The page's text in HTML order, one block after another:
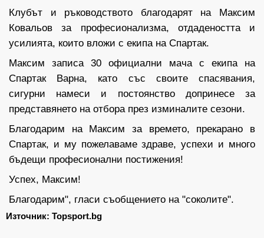
Клубът и ръководството благодарят на Максим
Ковальов за професионализма, отдадеността и
усилията, които вложи с екипа на Спартак.
Максим записа 30 официални мача с екипа на
Спартак Варна, като със своите спасявания,
сигурни намеси и постоянство допринесе за
представянето на отбора през изминалите сезони.
Благодарим на Максим за времето, прекарано в
Спартак, и му пожелаваме здраве, успехи и много
бъдещи професионални постижения!
Успех, Максим!
Благодарим", гласи съобщението на "соколите".
Източник: Topsport.bg